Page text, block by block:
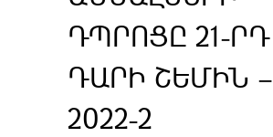
ԴՊՐՈՑԸ 21-ՐԴ
ԴԱՐԻ ՇԵՄԻՆ –
2022-2